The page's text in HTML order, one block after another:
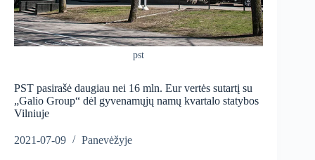
pst
PST pasirašė daugiau nei 16 mln. Eur vertės sutartį su
„Galio Group“ dėl gyvenamųjų namų kvartalo statybos
Vilniuje
2021-07-09 Panevėžyje